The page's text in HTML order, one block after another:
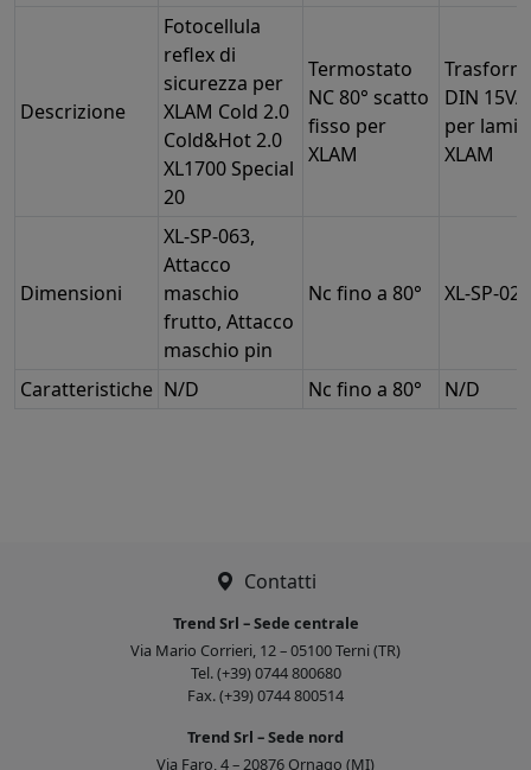
Descrizione
Fotocellula
reflex di
sicurezza per
XLAM Cold 2.0
Cold&Hot 2.0
XL1700 Special
20
Termostato
NC 80° scatto
fisso per
XLAM
DIN
per
XLAM
Dimensioni
XL-SP-063,
Attacco
maschio
frutto, Attacco
maschio pin
Nc fino a 80° XL-SP-022
Caratteristiche N/D Nc fino a 80° N/D
Contatti
Trend Srl – Sede centrale
Via Mario Corrieri, 12 – 05100 Terni (TR)
Tel. (+39) 0744 800680
Fax. (+39) 0744 800514
Trend Srl – Sede nord
Via Faro, 4 – 20876 Ornago (MI)